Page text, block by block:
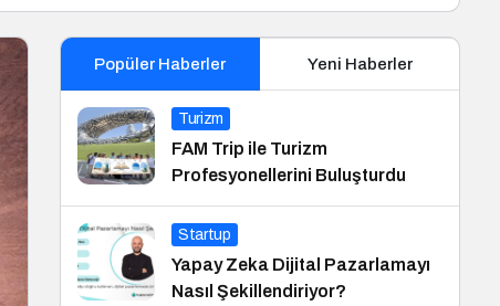
Popüler Haberler Yeni Haberler
Turizm
FAM Trip ile Turizm
Profesyonellerini Buluşturdu
Startup
Yapay Zeka Dijital Pazarlamayı
Nasıl Şekillendiriyor?